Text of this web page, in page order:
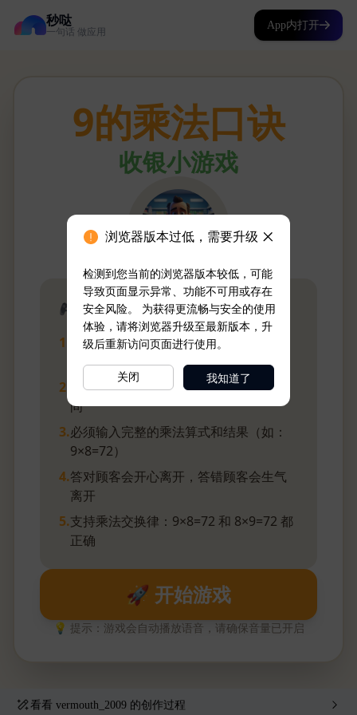
秒哒
一句话 做应用
App内打开
看看 vermouth_2009 的创作过程
浏览器版本过低，需要升级
检测到您当前的浏览器版本较低，可能
导致页面显示异常、功能不可用或存在
安全风险。 为获得更流畅与安全的使用
体验，请将浏览器升级至最新版本，升
级后重新访问页面进行使用。
关闭 我知道了